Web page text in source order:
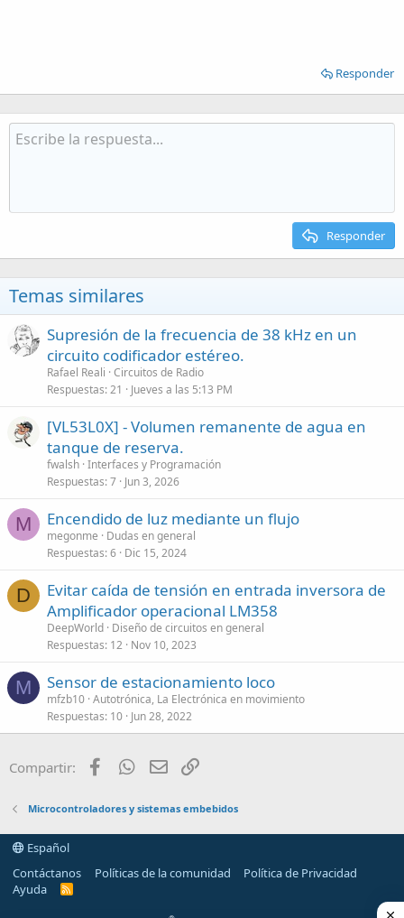
Responder
Responder
Temas similares
Supresión de la frecuencia de 38 kHz en un
circuito codificador estéreo.
Rafael Reali Circuitos de Radio
Respuestas 21 Jueves a las 5:13 PM
[VL53L0X] - Volumen remanente de agua en
tanque de reserva.
fwalsh Interfaces y Programación
Respuestas 7 Jun 3, 2026
M Encendido de luz mediante un flujo
megonme
Dudas en general
Respuestas 6 Dic 15, 2024
D
Evitar caída de tensión en entrada inversora de
Amplificador operacional LM358
DeepWorld Diseño de circuitos en general
Respuestas 12 Nov 10, 2023
M Sensor de estacionamiento loco
mfzb10 Autotrónica, La Electrónica en movimiento
Respuestas 10 Jun 28, 2022
Compartir: FacebookWhatsApp
Email
Microcontroladores y sistemas embebidos
Español
Contáctanos
Políticas de la comunidad
Política de Privacidad
Ayuda
R